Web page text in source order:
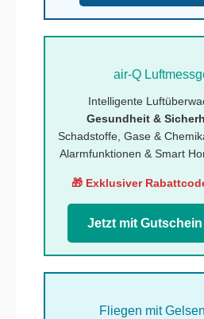
air-Q
Intelligente
Gesundheit &
Schadstoffe, Gase &
Alarmfunktionen & Smart
🎁 Exklusiver
Jetzt mit
Fliegen mit